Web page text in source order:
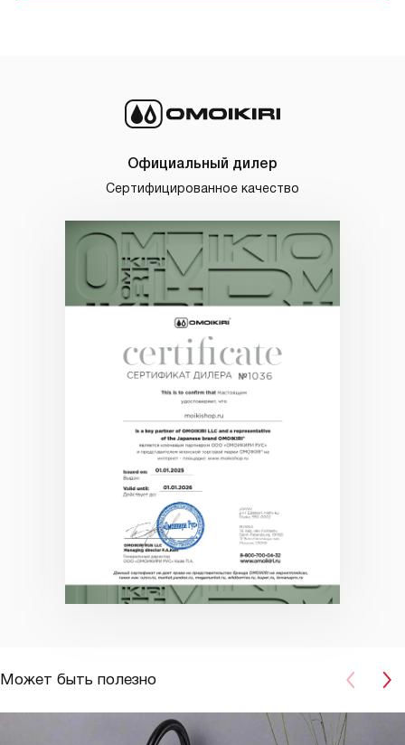
Официальный дилер
Сертифицированное качество
Может быть полезно